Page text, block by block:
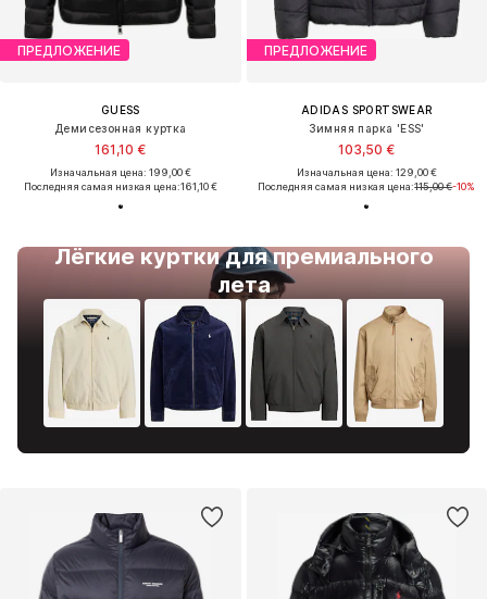
ПРЕДЛОЖЕНИЕ
GUESS
Демисезонная куртка
161,10 €
Изначальная цена: 199,00 €
Последняя самая низкая цена:161,10 €
Лёгкие куртки для премиального
лета
ПРЕДЛОЖЕНИЕ
ADIDAS SPORTSWEAR
Зимняя парка 'ESS'
103,50 €
Изначальная цена: 129,00 €
Последняя самая низкая цена:115,00 €-10%